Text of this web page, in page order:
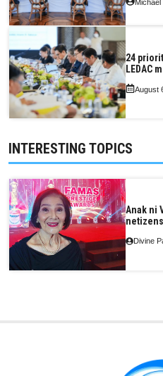
Michael
24
LEDAC
August
INTERESTING TOPICS
Anak ni
Divine